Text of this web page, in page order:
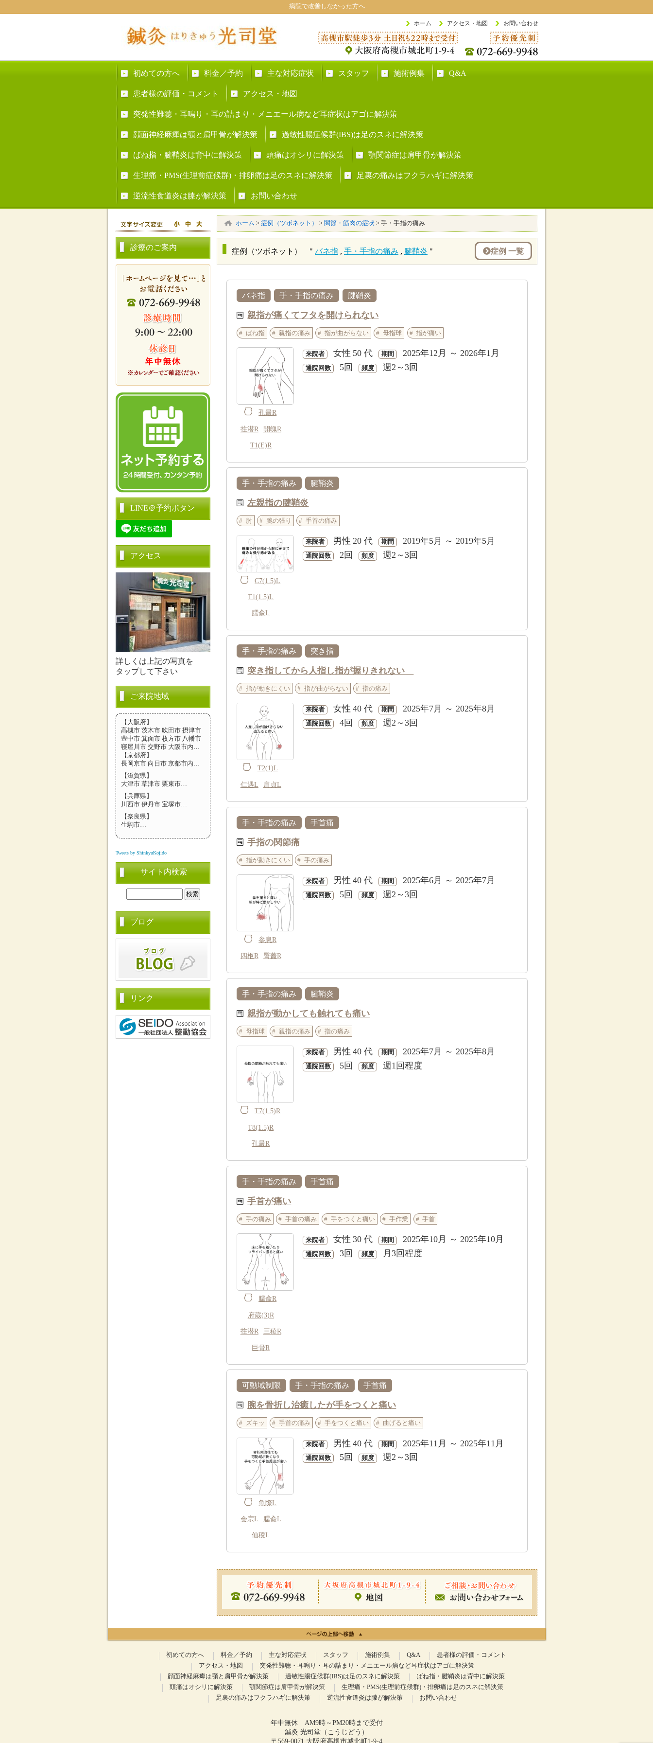
病院で改善しなかった方へ
ホーム アクセス・地図 お問い合わせ
初めての方へ 料金／予約 主な対応症状 スタッフ 施術例集 Q&A
患者様の評価・コメント アクセス・地図
突発性難聴・耳鳴り・耳の詰まり・メニエール病など耳症状はアゴに解決策
顔面神経麻痺は顎と肩甲骨が解決策 過敏性腸症候群(IBS)は足のスネに解決策
ばね指・腱鞘炎は背中に解決策 頭痛はオシリに解決策 顎関節症は肩甲骨が解決策
生理痛・PMS(生理前症候群)・排卵痛は足のスネに解決策 足裏の痛みはフクラハギに解決策
逆流性食道炎は膝が解決策 お問い合わせ
ホーム > 症例（ツボネット） > 関節・筋肉の症状 > 手・手指の痛み
症例（ツボネット） " バネ指 , 手・手指の痛み , 腱鞘炎 " 症例 一覧
バネ指 手・手指の痛み 腱鞘炎
親指が痛くてフタを開けられない
ばね指 親指の痛み 指が曲がらない 母指球 指が痛い
孔最R
拄潜R 開魄R
T1(E)R
来院者 女性 50 代 期間 2025年12月 ～ 2026年1月
通院回数 5回 頻度 週2～3回
手・手指の痛み 腱鞘炎
左親指の腱鞘炎
肘 腕の張り 手首の痛み
C7(1.5)L
T1(1.5)L
臑兪L
来院者 男性 20 代 期間 2019年5月 ～ 2019年5月
通院回数 2回 頻度 週2～3回
手・手指の痛み 突き指
突き指してから人指し指が握りきれない
指が動きにくい 指が曲がらない 指の痛み
T2(1)L
仁遇L 肩貞L
来院者 女性 40 代 期間 2025年7月 ～ 2025年8月
通院回数 4回 頻度 週2～3回
手・手指の痛み 手首痛
手指の関節痛
指が動きにくい 手の痛み
参息R
四枢R 臀蓋R
来院者 男性 40 代 期間 2025年6月 ～ 2025年7月
通院回数 5回 頻度 週2～3回
手・手指の痛み 腱鞘炎
親指が動かしても触れても痛い
母指球 親指の痛み 指の痛み
T7(1.5)R
T8(1.5)R
孔最R
来院者 男性 40 代 期間 2025年7月 ～ 2025年8月
通院回数 5回 頻度 週1回程度
手・手指の痛み 手首痛
手首が痛い
手の痛み 手首の痛み 手をつくと痛い 手作業 手首
臑兪R
府蔵(3)R
拄潜R 三稜R
巨骨R
来院者 女性 30 代 期間 2025年10月 ～ 2025年10月
通院回数 3回 頻度 月3回程度
可動域制限 手・手指の痛み 手首痛
腕を骨折し治癒したが手をつくと痛い
ズキッ 手首の痛み 手をつくと痛い 曲げると痛い
魚際L
会宗L 臑兪L
仙稜L
来院者 男性 40 代 期間 2025年11月 ～ 2025年11月
通院回数 5回 頻度 週2～3回
診療のご案内
LINE＠予約ボタン
アクセス
詳しくは上記の写真を
タップして下さい
ご来院地域
【大阪府】
高槻市 茨木市 吹田市 摂津市
豊中市 箕面市 枚方市 八幡市
寝屋川市 交野市 大阪市内…
【京都府】
長岡京市 向日市 京都市内…
【滋賀県】
大津市 草津市 栗東市…
【兵庫県】
川西市 伊丹市 宝塚市…
【奈良県】
生駒市…
Tweets by ShinkyuKojido
サイト内検索
ブログ
リンク
初めての方へ 料金／予約 主な対応症状 スタッフ 施術例集 Q&A
患者様の評価・コメント
アクセス・地図
突発性難聴・耳鳴り・耳の詰まり・メニエール病など耳症状はアゴに解決策
顔面神経麻痺は顎と肩甲骨が解決策
過敏性腸症候群(IBS)は足のスネに解決策
ばね指・腱鞘炎は背中に解決策
頭痛はオシリに解決策
顎関節症は肩甲骨が解決策
生理痛・PMS(生理前症候群)・排卵痛は足のスネに解決策
足裏の痛みはフクラハギに解決策
逆流性食道炎は膝が解決策 お問い合わせ
年中無休 AM9時～PM20時まで受付
鍼灸 光司堂（こうじどう）
〒569-0071 大阪府高槻市城北町1-9-4